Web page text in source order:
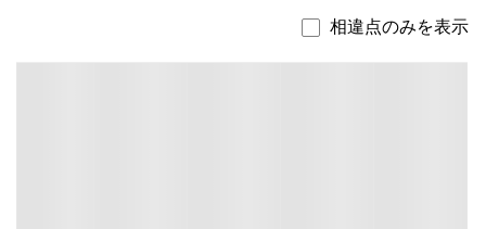
相違点のみを表示